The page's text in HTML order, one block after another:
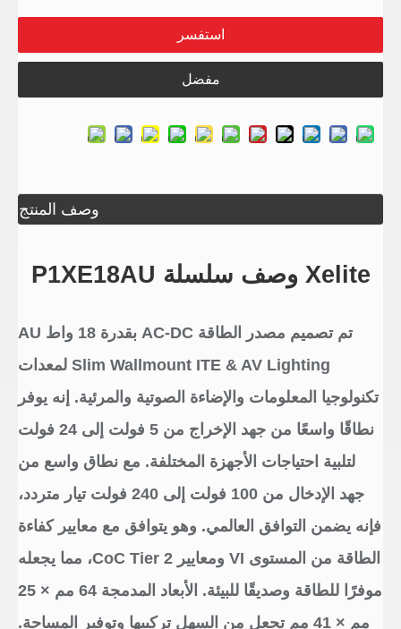
استفسر
مفضل
وصف المنتج
Xelite وصف سلسلة P1XE18AU
تم تصميم مصدر الطاقة AC-DC بقدرة 18 واط AU
Slim Wallmount ITE & AV Lighting لمعدات
تكنولوجيا المعلومات والإضاءة الصوتية والمرئية. إنه يوفر
نطاقًا واسعًا من جهد الإخراج من 5 فولت إلى 24 فولت
لتلبية احتياجات الأجهزة المختلفة. مع نطاق واسع من
جهد الإدخال من 100 فولت إلى 240 فولت تيار متردد،
فإنه يضمن التوافق العالمي. وهو يتوافق مع معايير كفاءة
الطاقة من المستوى VI ومعايير CoC Tier 2، مما يجعله
موفرًا للطاقة وصديقًا للبيئة. الأبعاد المدمجة 64 مم × 25
مم × 41 مم تجعل من السهل تركيبها وتوفير المساحة.